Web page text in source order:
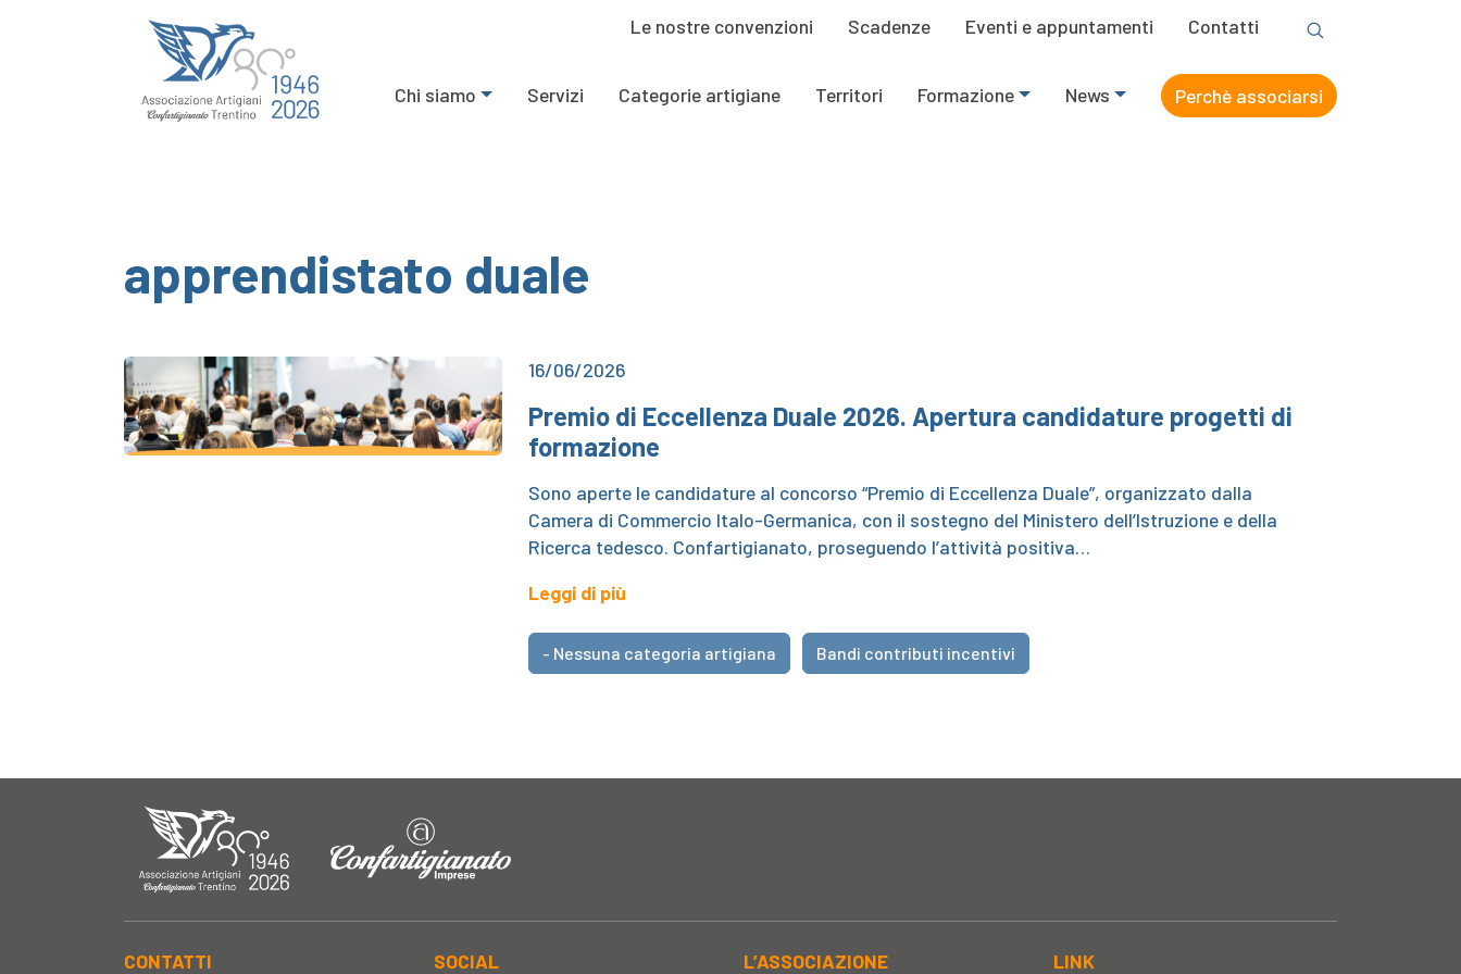
Le nostre convenzioni Scadenze Eventi e appuntamenti Contatti
Chi siamo Servizi Categorie artigiane Territori Formazione News Perchè associarsi
apprendistato duale
16/06/2026
Premio di Eccellenza Duale 2026. Apertura candidature progetti di
formazione
Sono aperte le candidature al concorso “Premio di Eccellenza Duale”, organizzato dalla
Camera di Commercio Italo-Germanica, con il sostegno del Ministero dell’Istruzione e della
Ricerca tedesco. Confartigianato, proseguendo l’attività positiva…
Leggi di più
- Nessuna categoria artigiana Bandi contributi incentivi
CONTATTI SOCIAL L’ASSOCIAZIONE LINK